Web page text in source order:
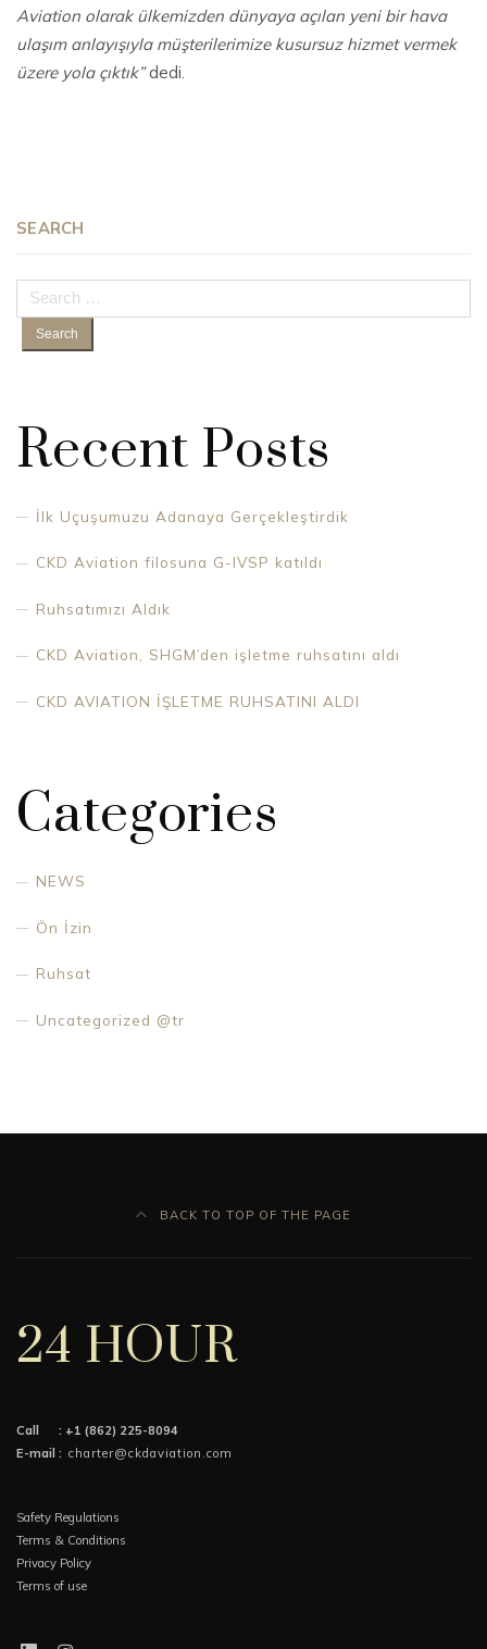
Aviation olarak ülkemizden dünyaya açılan yeni bir hava
ulaşım anlayışıyla müşterilerimize kusursuz hizmet vermek
üzere yola çıktık”dedi.
SEARCH
Search
Recent Posts
İlk Uçuşumuzu Adanaya Gerçekleştirdik
CKD Aviation filosuna G-IVSP katıldı
Ruhsatımızı Aldık
CKD Aviation, SHGM’den işletme ruhsatını aldı
CKD AVIATION İŞLETME RUHSATINI ALDI
Categories
NEWS
Ön İzin
Ruhsat
Uncategorized @tr
BACK TO TOP OF THE PAGE
24 HOUR
Call : +1 (862) 225-8094
E-mail : charter@ckdaviation.com
Safety Regulations
Terms & Conditions
Privacy Policy
Terms of use